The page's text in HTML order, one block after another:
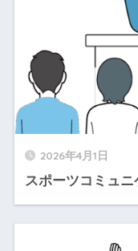
2026年4月1日
スポーツコミュ